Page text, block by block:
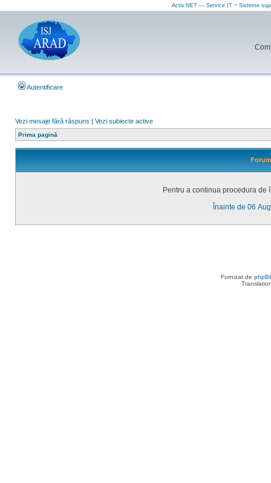
Activ.NET — Service IT ~ Sisteme
Autentificare
Vezi mesaje fără răspuns | Vezi subiecte active
Prima pagină
Pentru a continua procedura de
Înainte de 06
Furnizat de